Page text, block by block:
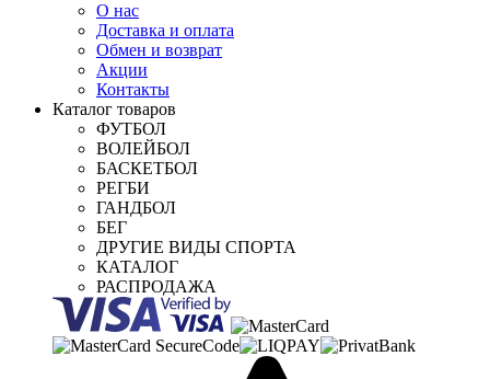
О нас
Доставка и оплата
Обмен и возврат
Акции
Контакты
Каталог товаров
ФУТБОЛ
ВОЛЕЙБОЛ
БАСКЕТБОЛ
РЕГБИ
ГАНДБОЛ
БЕГ
ДРУГИЕ ВИДЫ СПОРТА
КАТАЛОГ
РАСПРОДАЖА